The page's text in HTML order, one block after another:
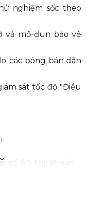
nghiệm sốc theo
và mô-đun bảo vệ
các bóng bán dẫn
sát tốc độ "Điều
số kỹ thuật sản